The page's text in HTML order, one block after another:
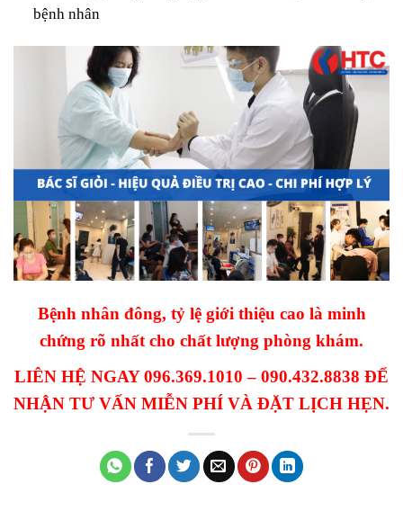
bệnh nhân
Bệnh nhân đông, tỷ lệ giới thiệu cao là minh
chứng rõ nhất cho chất lượng phòng khám.
LIÊN HỆ NGAY 096.369.1010 – 090.432.8838 ĐỂ
NHẬN TƯ VẤN MIỄN PHÍ VÀ ĐẶT LỊCH HẸN.